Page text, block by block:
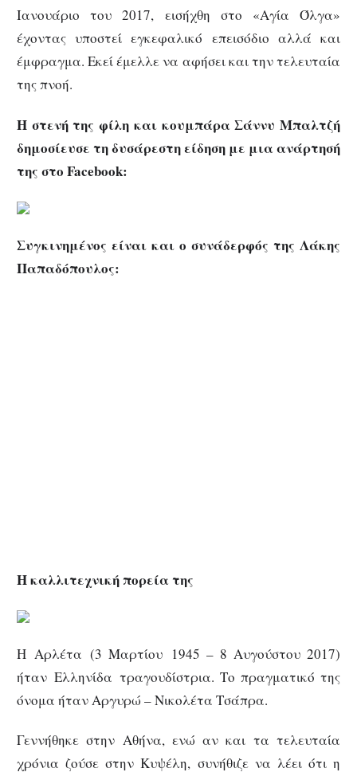
Ιανουάριο του 2017, εισήχθη στο «Αγία Όλγα»
έχοντας υποστεί εγκεφαλικό επεισόδιο αλλά και
έμφραγμα. Εκεί έμελλε να αφήσει και την τελευταία
της πνοή.
Η στενή της φίλη και κουμπάρα Σάννυ Μπαλτζή
δημοσίευσε τη δυσάρεστη είδηση με μια ανάρτησή
της στο Facebook:
Συγκινημένος είναι και ο συνάδερφός της Λάκης
Παπαδόπουλος:
Η καλλιτεχνική πορεία της
Η Αρλέτα (3 Μαρτίου 1945 – 8 Αυγούστου 2017)
ήταν Ελληνίδα τραγουδίστρια. Το πραγματικό της
όνομα ήταν Αργυρώ – Νικολέτα Τσάπρα.
Γεννήθηκε στην Αθήνα, ενώ αν και τα τελευταία
χρόνια ζούσε στην Κυψέλη, συνήθιζε να λέει ότι η